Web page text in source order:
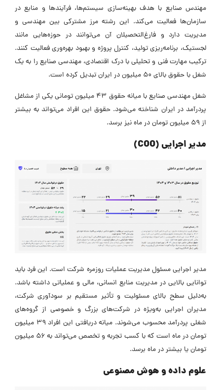
مهندس صنایع با هدف بهینه‌سازی سیستم‌ها، فرآیندها و منابع در
سازمان‌ها فعالیت می‌کند. این رشته مرز مشترکی بین مهندسی و
مدیریت دارد و فارغ‌التحصیلان آن می‌توانند در حوزه‌هایی مانند
لجستیک، برنامه‌ریزی تولید، کنترل پروژه و بهبود بهره‌وری فعالیت کنند.
ترکیب مهارت فنی و تحلیلی با درک اقتصادی، مهندسی صنایع را به یک
شغل با حقوق بالای 50 میلیون در ایران تبدیل کرده است.
شغل مهندسی صنایع با میانه حقوق ۴۳ میلیون تومانی یکی از مشاغل
پردرآمد در ایران شناخته می‌شود. حقوق این افراد می‌تواند به بیشتر
از ۵۹ میلیون تومان در ماه نیز برسد.
مدیر اجرایی (COO)
مدیر اجرایی مسئول مدیریت عملیات روزمره شرکت است. این فرد باید
توانایی بالایی در مدیریت منابع انسانی، مالی و عملیاتی داشته باشد.
به‌دلیل سطح بالای مسئولیت و تأثیر مستقیم بر سودآوری شرکت،
مدیران اجرایی به‌ویژه در شرکت‌های بزرگ و خصوصی از گروه‌های
شغلی پردرآمد محسوب می‌شوند. میانه دریافتی این افراد ۳۹ میلیون
تومان در ماه است که با کسب تجربه و تخصص می‌تواند به ۵۶ میلیون
تومان یا بیشتر در ماه برسد.
علوم داده و هوش مصنوعی